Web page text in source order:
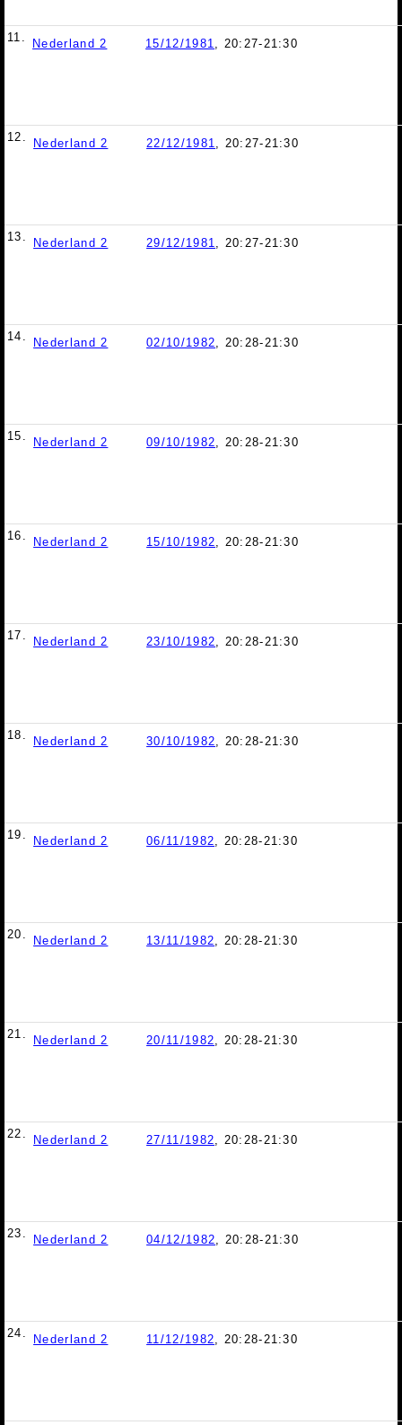
11. Nederland 2 15/12/1981, 20:27-21:30
12. Nederland 2 22/12/1981, 20:27-21:30
13. Nederland 2 29/12/1981, 20:27-21:30
14. Nederland 2 02/10/1982, 20:28-21:30
15. Nederland 2 09/10/1982, 20:28-21:30
16. Nederland 2 15/10/1982, 20:28-21:30
17. Nederland 2 23/10/1982, 20:28-21:30
18. Nederland 2 30/10/1982, 20:28-21:30
19. Nederland 2 06/11/1982, 20:28-21:30
20. Nederland 2 13/11/1982, 20:28-21:30
21. Nederland 2 20/11/1982, 20:28-21:30
22. Nederland 2 27/11/1982, 20:28-21:30
23. Nederland 2 04/12/1982, 20:28-21:30
24. Nederland 2 11/12/1982, 20:28-21:30